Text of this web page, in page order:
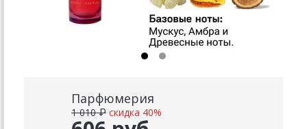
Парфюмерия
1 010 ₽ скидка 40%